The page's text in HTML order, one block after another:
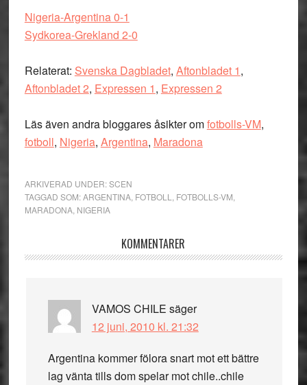
Nigeria-Argentina 0-1
Sydkorea-Grekland 2-0
Relaterat: Svenska Dagbladet, Aftonbladet 1,
Aftonbladet 2, Expressen 1, Expressen 2
Läs även andra bloggares åsikter omfotbolls-VM,
fotboll, Nigeria, Argentina, Maradona
ARKIVERAD UNDER:SCEN
TAGGAD SOM:ARGENTINA, FOTBOLL FOTBOLLS-VM
MARADONA, NIGERIA
Läsarkommentarer
KOMMENTARER
VAMOS CHILE säger
12 juni, 2010 kl. 21:32
Argentina kommer fölora snart mot ett bättre
lag vänta tills dom spelar mot chile..chile